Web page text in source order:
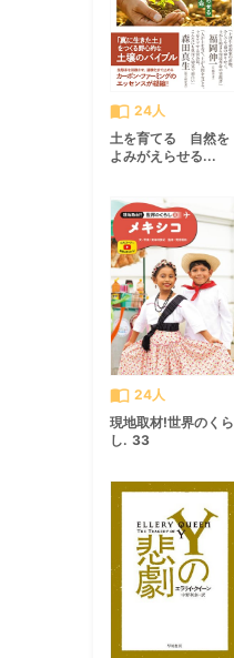
import_contacts 24人
土を育てる 自然を
よみがえらせる...
import_contacts 24人
現地取材!世界のくら
し. 33